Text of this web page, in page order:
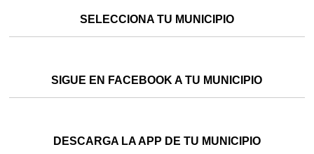
SELECCIONA TU MUNICIPIO
SIGUE EN FACEBOOK A TU MUNICIPIO
DESCARGA LA APP DE TU MUNICIPIO